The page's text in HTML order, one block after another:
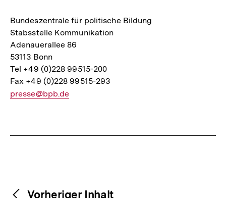
Bundeszentrale für politische Bildung
Stabsstelle Kommunikation
Adenauerallee 86
53113 Bonn
Tel +49 (0)228 99515-200
Fax +49 (0)228 99515-293
E-
presse@bpb.de
Content-
Vorheriger Inhalt